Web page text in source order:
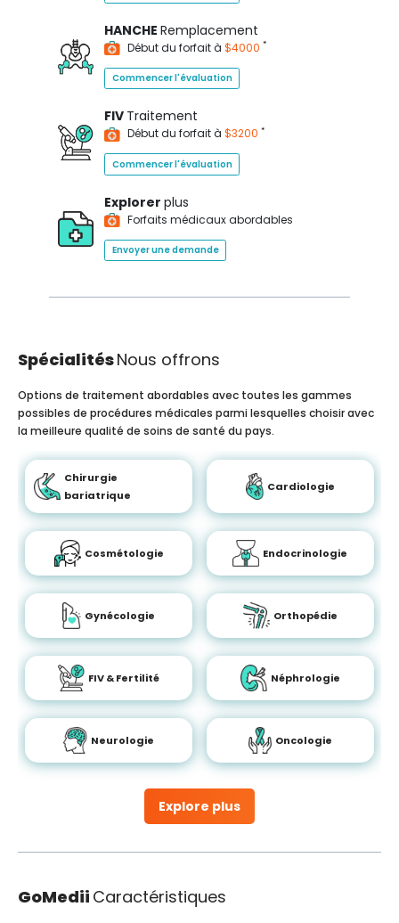
HANCHE Remplacement
Début du forfait à $4000 *
Commencer l'évaluation
FIV Traitement
Début du forfait à $3200 *
Commencer l'évaluation
Explorer plus
Forfaits médicaux abordables
Envoyer une demande
SpécialitésNous offrons
Explore plus
Options de traitement abordables avec toutes les gammes
possibles de procédures médicales parmi lesquelles choisir avec
la meilleure qualité de soins de santé du pays.
Chirurgie
bariatrique
Cardiologie
Cosmétologie Endocrinologie
Gynécologie Orthopédie
FIV & Fertilité Néphrologie
Neurologie Oncologie
GoMedii Caractéristiques